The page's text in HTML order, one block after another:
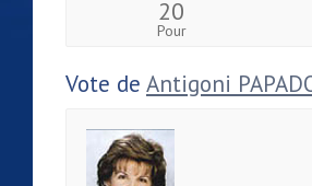
20
Pour
Vote de Antigoni